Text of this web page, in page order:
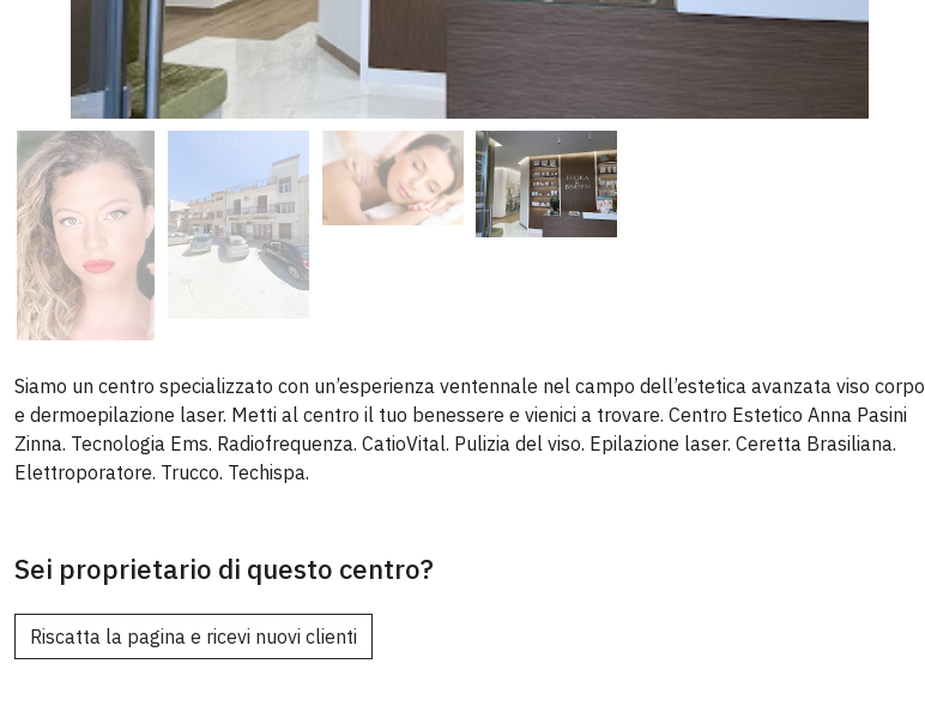
Siamo un centro specializzato con un’esperienza ventennale nel campo dell’estetica avanzata viso corpo
e dermoepilazione laser. Metti al centro il tuo benessere e vienici a trovare. Centro Estetico Anna Pasini
Zinna. Tecnologia Ems. Radiofrequenza. CatioVital. Pulizia del viso. Epilazione laser. Ceretta Brasiliana.
Elettroporatore. Trucco. Techispa.
Sei proprietario di questo centro?
Riscatta la pagina e ricevi nuovi clienti